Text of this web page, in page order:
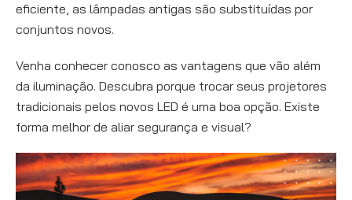
eficiente, as lâmpadas antigas são substituídas por
conjuntos novos.
Venha conhecer conosco as vantagens que vão além
da iluminação. Descubra porque trocar seus projetores
tradicionais pelos novos LED é uma boa opção. Existe
forma melhor de aliar segurança e visual?